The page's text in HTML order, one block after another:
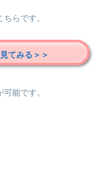
らです。
てみる＞＞
能です。